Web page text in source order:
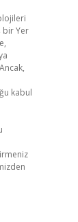
bir Yer
kabul